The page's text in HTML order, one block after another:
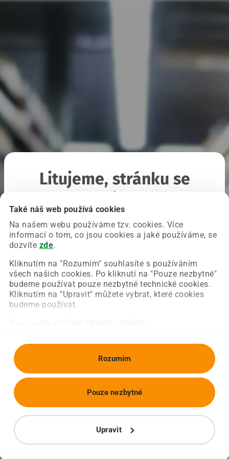
Také náš web používá cookies
Na našem webu používáme tzv. cookies. Více
informací o tom, co jsou cookies a jaké používáme, se
dozvíte zde.
Kliknutím na "Rozumím" souhlasíte s používáním
všech našich cookies. Po kliknutí na "Pouze nezbytné"
budeme používat pouze nezbytné technické cookies.
Kliknutím na "Upravit" můžete vybrat, které cookies
budeme používat.
Rozumím
Upravit
Pouze nezbytné
Litujeme, stránku se
Chyba nastala na naší straně a už ji opravujeme.
Zkuste prosím znovu načíst požadovanou stránku.
Obnovit stránku Úvodní strana